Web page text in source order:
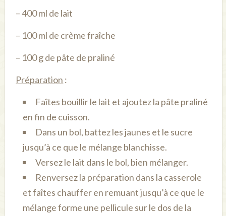
– 400 ml de lait
– 100 ml de crème fraîche
– 100 g de pâte de praliné
Préparation :
Faîtes bouillir le lait et ajoutez la pâte praliné
en fin de cuisson.
Dans un bol, battez les jaunes et le sucre
jusqu’à ce que le mélange blanchisse.
Versez le lait dans le bol, bien mélanger.
Renversez la préparation dans la casserole
et faîtes chauffer en remuant jusqu’à ce que le
mélange forme une pellicule sur le dos de la